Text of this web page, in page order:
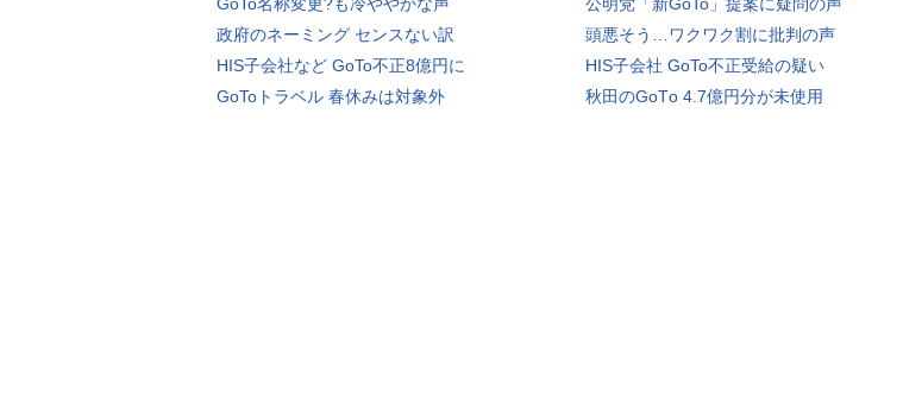
政府のネーミング センスない訳
頭悪そう…ワクワク割に批判の声
HIS子会社など GoTo不正8億円に
HIS子会社 GoTo不正受給の疑い
GoToトラベル 春休みは対象外
秋田のGоTо 4.7億円分が未使用